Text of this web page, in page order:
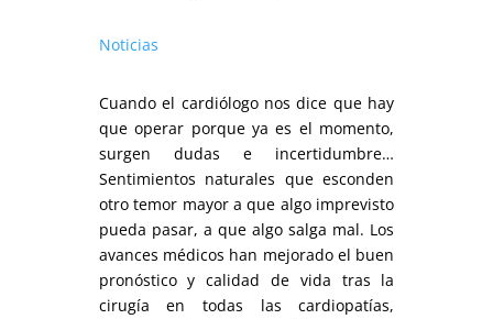
Noticias
Cuando el cardiólogo nos dice que hay
que operar porque ya es el momento,
surgen dudas e incertidumbre…
Sentimientos naturales que esconden
otro temor mayor a que algo imprevisto
pueda pasar, a que algo salga mal. Los
avances médicos han mejorado el buen
pronóstico y calidad de vida tras la
cirugía en todas las cardiopatías,